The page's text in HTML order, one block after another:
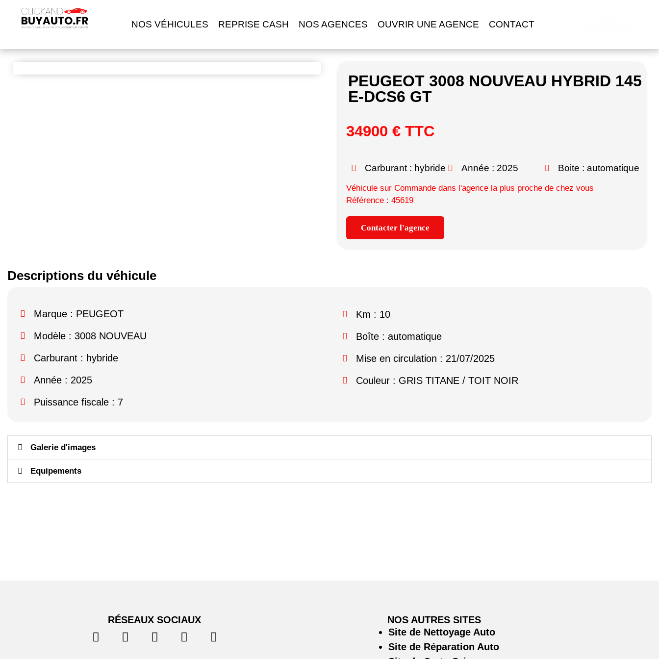
NOS VÉHICULES REPRISE CASH NOS AGENCES OUVRIR UNE AGENCE CONTACT
PEUGEOT 3008 NOUVEAU HYBRID 145
E-DCS6 GT
34900 € TTC
Carburant : hybride Année : 2025 Boite : automatique
Véhicule sur Commande dans l'agence la plus proche de chez vous
Référence : 45619
Contacter l'agence
Descriptions du véhicule
Marque : PEUGEOT
Modèle : 3008 NOUVEAU
Carburant : hybride
Année : 2025
Puissance fiscale : 7
Km : 10
Boîte : automatique
Mise en circulation : 21/07/2025
Couleur : GRIS TITANE / TOIT NOIR
Galerie d'images
Equipements
RÉSEAUX SOCIAUX
NOS AUTRES SITES
Site de Nettoyage Auto
Site de Réparation Auto